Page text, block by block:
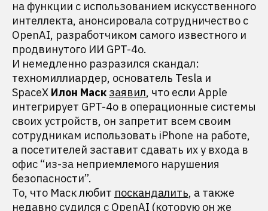
на функции с использованием искусственного
интеллекта, анонсировала сотрудничество с
OpenAI, разработчиком самого известного и
продвинутого ИИ GPT-4o.
И немедленно разразился скандал:
техномиллиардер, основатель Tesla и
SpaceX Илон Маск заявил, что если Apple
интегрирует GPT-4o в операционные системы
своих устройств, он запретит всем своим
сотрудникам использовать iPhone на работе,
а посетителей заставит сдавать их у входа в
офис “из-за неприемлемого нарушения
безопасности”.
То, что Маск любит поскандалить, а также
недавно судился с OpenAI (которую он же